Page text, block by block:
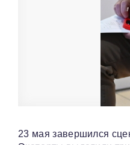
23 мая завершился